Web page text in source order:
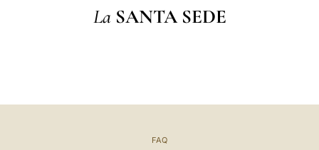
La SANTA SEDE
FAQ